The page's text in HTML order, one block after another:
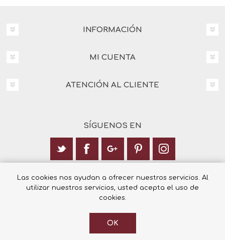
INFORMACIÓN
MI CUENTA
ATENCIÓN AL CLIENTE
SÍGUENOS EN
Calle Italia 6, 03003 Alicante
+34 965 12 23 55
Las cookies nos ayudan a ofrecer nuestros servicios. Al
utilizar nuestros servicios, usted acepta el uso de
cookies.
OK